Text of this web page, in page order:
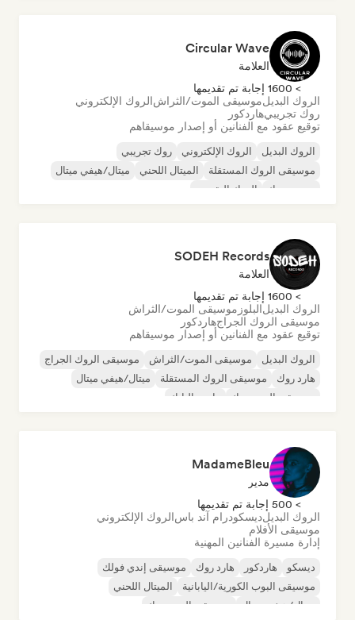
Circular Wave
العلامة
> 1600 إجابة تم تقديمها
الروك البديلموسيقى الموت/الثراشالروك الإلكتروني
روك تجريبيهاردكور
توقيع عقود مع الفنانين أو إصدار موسيقاهم
الروك البديل الروك الإلكتروني
روك تجريبي
موسيقى الروك المستقلة
الميتال اللحني
ميتال/هيفي ميتال
بوست روك
الروك التقدمي
SODEH Records
العلامة
> 1600 إجابة تم تقديمها
الروك البديلالبلوز موسيقى الموت/الثراش
موسيقى الروك الجراجهاردكور
توقيع عقود مع الفنانين أو إصدار موسيقاهم
الروك البديل موسيقى الموت/الثراش
موسيقى الروك الجراج
هارد روك
موسيقى الروك المستقلة
ميتال/هيفي ميتال
موسيقى البوب روك
ما بعد البانك
MadameBleu
مدير
> 500 إجابة تم تقديمها
الروك البديلديسكودرام آند باسالروك الإلكتروني
موسيقى الأفلام
إدارة مسيرة الفنانين المهنية
ديسكو هاردكور هارد روك
موسيقى إندي فولك
موسيقى البوب الكورية/اليابانية
الميتال اللحني
ميتال/هيفي ميتال
موسيقى البوب روك